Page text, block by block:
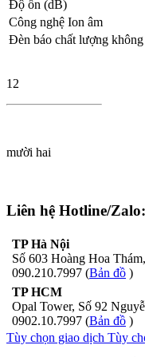
Độ ồn (dB)
Công nghệ Ion âm
Đèn báo chất lượng
12
mười hai
Liên hệ Hotline/Zalo:
TP Hà Nội
Số 603 Hoàng Hoa
090.210.7997 (Bản đồ )
TP HCM
Opal Tower, Số 92
0902.10.7997 (Bản đồ )
Tùy chọn giao dịch Tùy